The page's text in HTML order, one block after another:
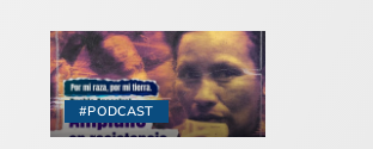
#PODCAST